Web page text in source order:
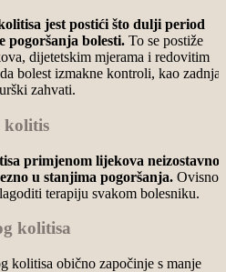
jest postići što dulji period
pogoršanja bolesti.To se postiže
dijetetskim mjerama i redovitim
bolest izmakne kontroli, kao zadnja
zahvati.
kolitis
primjenom lijekova neizostavno
u stanjima pogoršanja.Ovisno
terapiju svakom bolesniku.
kolitisa
kolitisa obično započinje s manje